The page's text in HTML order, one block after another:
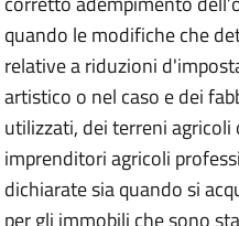
quando le modifiche che
relative a riduzioni
artistico o nel caso e dei
utilizzati, dei terreni
imprenditori agricoli
dichiarate sia quando si
per gli immobili che sono